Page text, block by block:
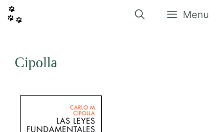
contingut
Menu
Cipolla